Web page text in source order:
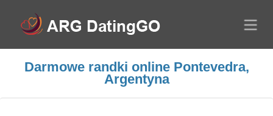
Darmowe randki online Pontevedra,
Argentyna